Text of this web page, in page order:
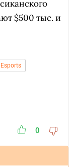
$500 тыс. и
0